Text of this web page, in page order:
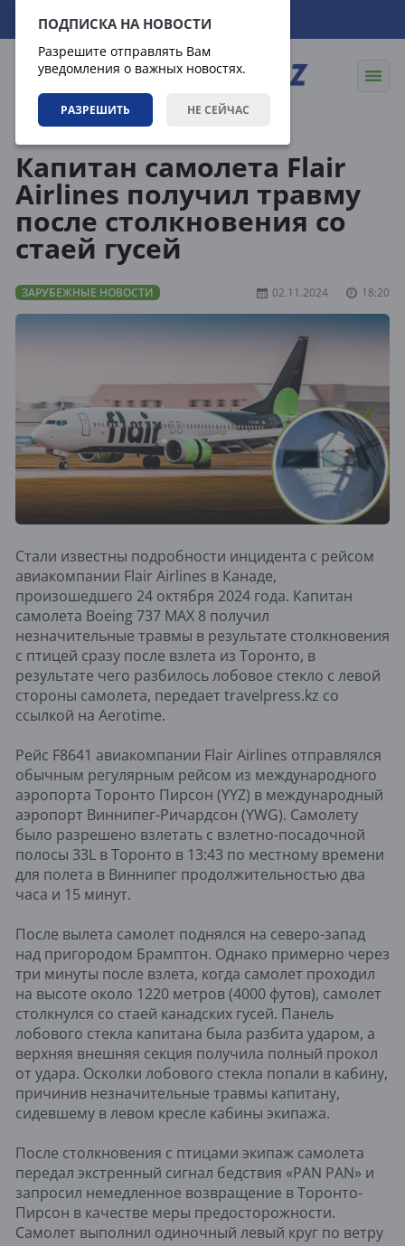
ПОДПИСКА НА НОВОСТИ
Разрешите отправлять Вам
уведомления о важных новостях.
РАЗРЕШИТЬ НЕ СЕЙЧАС
08.08.2026 00:02:13
Капитан самолета Flair
Airlines получил травму
после столкновения со
стаей гусей
ЗАРУБЕЖНЫЕ НОВОСТИ 02.11.2024 18:20
Стали известны подробности инцидента с рейсом
авиакомпании Flair Airlines в Канаде,
произошедшего 24 октября 2024 года. Капитан
самолета Boeing 737 MAX 8 получил
незначительные травмы в результате столкновения
с птицей сразу после взлета из Торонто, в
результате чего разбилось лобовое стекло с левой
стороны самолета, передает travelpress.kz со
ссылкой на Aerotime.
Рейс F8641 авиакомпании Flair Airlines отправлялся
обычным регулярным рейсом из международного
аэропорта Торонто Пирсон (YYZ) в международный
аэропорт Виннипег-Ричардсон (YWG). Самолету
было разрешено взлетать с взлетно-посадочной
полосы 33L в Торонто в 13:43 по местному времени
для полета в Виннипег продолжительностью два
часа и 15 минут.
После вылета самолет поднялся на северо-запад
над пригородом Брамптон. Однако примерно через
три минуты после взлета, когда самолет проходил
на высоте около 1220 метров (4000 футов), самолет
столкнулся со стаей канадских гусей. Панель
лобового стекла капитана была разбита ударом, а
верхняя внешняя секция получила полный прокол
от удара. Осколки лобового стекла попали в кабину,
причинив незначительные травмы капитану,
сидевшему в левом кресле кабины экипажа.
После столкновения с птицами экипаж самолета
передал экстренный сигнал бедствия «PAN PAN» и
запросил немедленное возвращение в Торонто-
Пирсон в качестве меры предосторожности.
Самолет выполнил одиночный левый круг по ветру